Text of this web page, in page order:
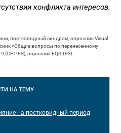
конфликта интересов.
постковидный синдром, опросник Visual
«Общие вопросы по перенесенному
(CP19-S), опросник EQ-5D-3L
НА ТЕМУ
на постковидный период